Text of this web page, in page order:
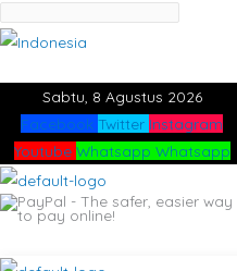
Sabtu, 8 Agustus 2026
Facebook Twitter Instagram
Youtube Whatsapp Whatsapp